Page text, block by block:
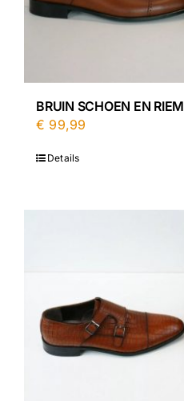
BRUIN SCHOEN EN RIEM
€ 99,99
Details